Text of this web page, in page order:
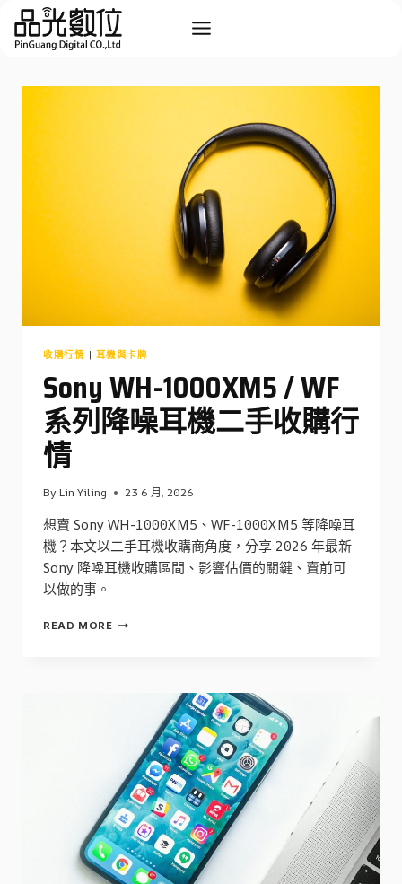
Skip
content
收購行情 | 耳機與卡牌
Sony WH-1000XM5 / WF
系列降噪耳機二手收購行
情
By Lin Yiling 23 6 月, 2026
想賣 Sony WH-1000XM5、WF-1000XM5 等降噪耳
機？本文以二手耳機收購商角度，分享 2026 年最新
Sony 降噪耳機收購區間、影響估價的關鍵、賣前可
以做的事。
READ MORESONY
機
二
手
收
購
行